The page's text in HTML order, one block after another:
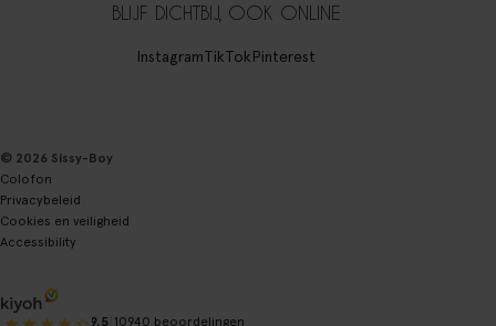
BLIJF DICHTBIJ, OOK ONLINE
InstagramTikTokPinterest
© 2026 Sissy-Boy
Colofon
Privacybeleid
Cookies en veiligheid
Accessibility
9.5 10940 beoordelingen